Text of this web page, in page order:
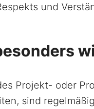
und
Projekt- oder
sind